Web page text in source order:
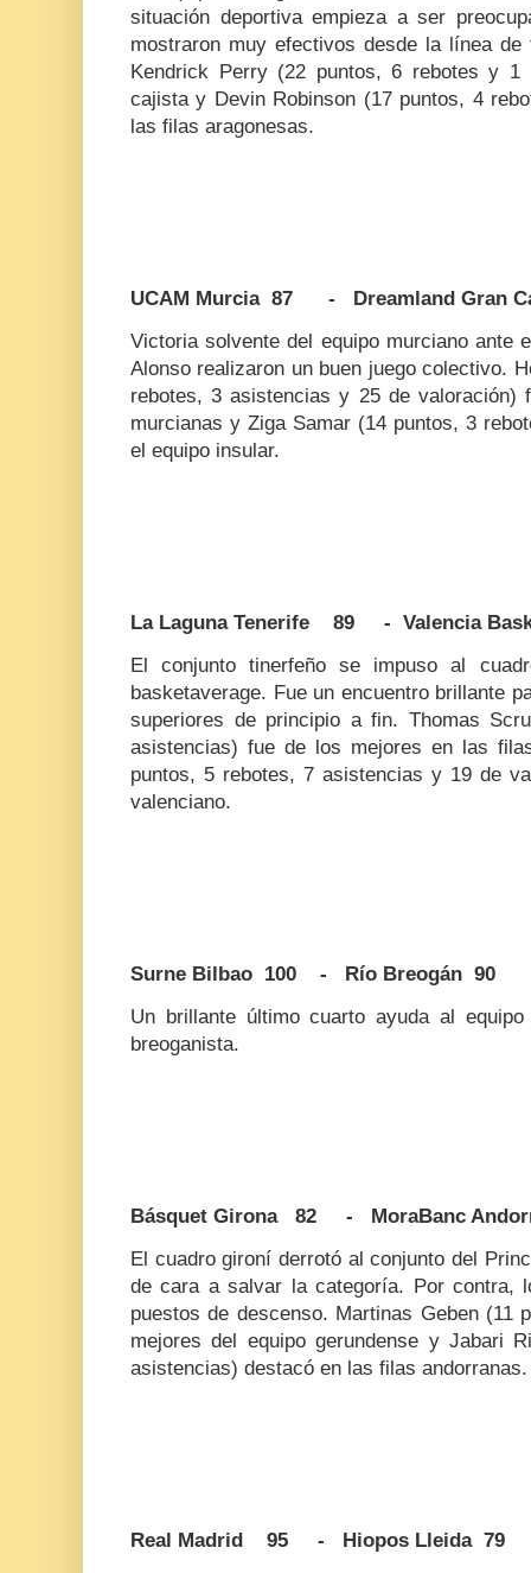
situación deportiva empieza a ser
mostraron muy efectivos desde la línea
Kendrick Perry (22 puntos, 6 rebotes y 1
cajista y Devin Robinson (17 puntos, 4
las filas aragonesas.
UCAM Murcia 87 - Dreamland Gran
Victoria solvente del equipo murciano ante
Alonso realizaron un buen juego colectivo.
rebotes, 3 asistencias y 25 de
murcianas y Ziga Samar (14 puntos, 3
el equipo insular.
La Laguna Tenerife 89 - Valencia
El conjunto tinerfeño se impuso al
basketaverage. Fue un encuentro brillante
superiores de principio a fin. Thomas
asistencias) fue de los mejores en las
puntos, 5 rebotes, 7 asistencias y 19 de
valenciano.
Surne Bilbao 100 - Río Breogán 90
Un brillante último cuarto ayuda al
breoganista.
Básquet Girona 82 - MoraBanc
El cuadro gironí derrotó al conjunto del
de cara a salvar la categoría. Por contra,
puestos de descenso. Martinas Geben (11
mejores del equipo gerundense y Jabari
asistencias) destacó en las filas andorranas.
Real Madrid 95 - Hiopos Lleida 79